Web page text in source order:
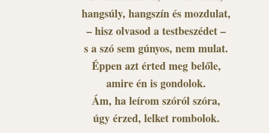
hangsúly, hangszín és mozdulat,
– hisz olvasod a testbeszédet –
s a szó sem gúnyos, nem mulat.
Éppen azt érted meg belőle,
amire én is gondolok.
Ám, ha leírom szóról szóra,
úgy érzed, lelket rombolok.